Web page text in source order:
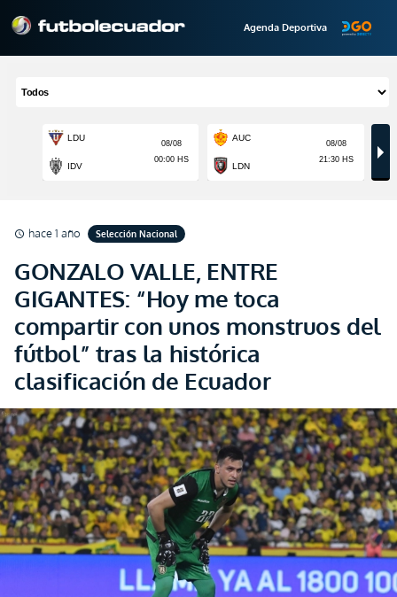
Agenda Deportiva
schedule hace 1 año Selección Nacional
GONZALO VALLE, ENTRE
GIGANTES: “Hoy me toca
compartir con unos monstruos del
fútbol” tras la histórica
clasificación de Ecuador